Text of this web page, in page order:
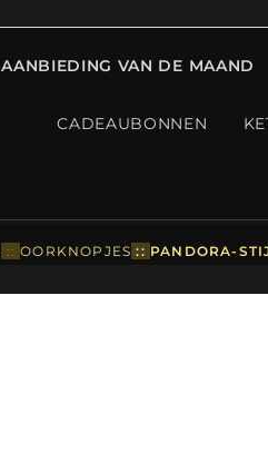
AANBIEDING VAN DE MAAND
CADEAUBONNEN
::OORKNOPJES :: PANDORA-